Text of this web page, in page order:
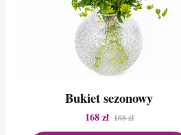
Bukiet sezonowy
168 zł 188 zł